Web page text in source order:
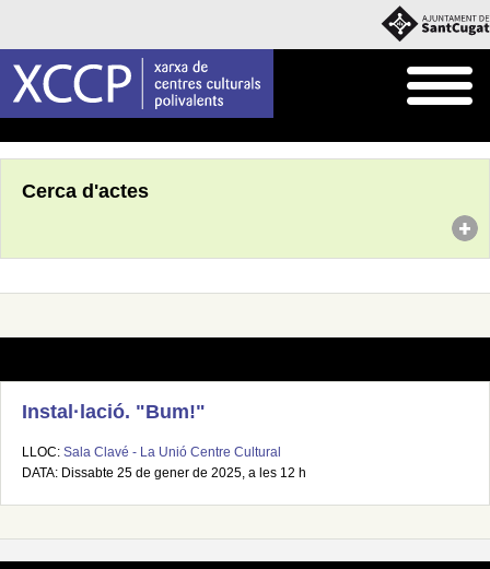
Cerca d'actes
Instal·lació. "Bum!"
LLOC: Sala Clavé - La Unió Centre Cultural
DATA: Dissabte 25 de gener de 2025, a les 12 h